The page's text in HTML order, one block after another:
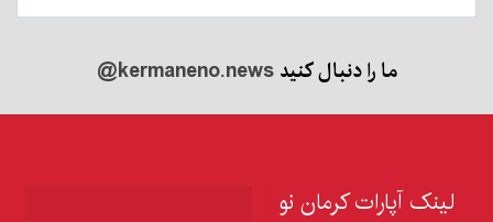
ما را دنبال کنید@kermaneno.news
لینک آپارات کرمان نو